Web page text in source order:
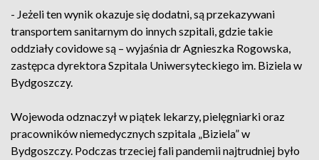
- Jeżeli ten wynik okazuje się dodatni, są przekazywani
transportem sanitarnym do innych szpitali, gdzie takie
oddziały covidowe są – wyjaśnia dr Agnieszka Rogowska,
zastępca dyrektora Szpitala Uniwersyteckiego im. Biziela w
Bydgoszczy.
Wojewoda odznaczył w piątek lekarzy, pielęgniarki oraz
pracowników niemedycznych szpitala „Biziela” w
Bydgoszczy. Podczas trzeciej fali pandemii najtrudniej było